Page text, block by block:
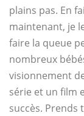
plains pas. En
maintenant, je
faire la queue
nombreux
visionnement
série et un film
succès.